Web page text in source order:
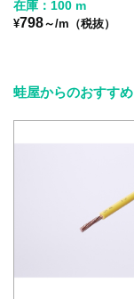
在庫：100 m
¥798～/m（税抜）
蛙屋からのおすすめ